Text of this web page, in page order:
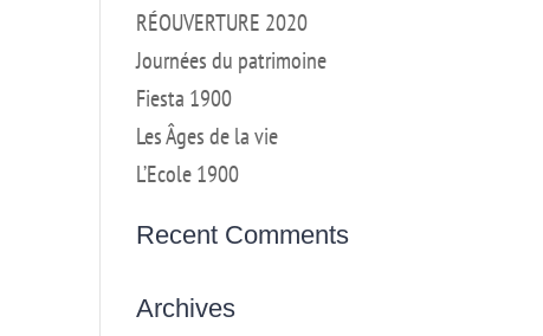
RÉOUVERTURE 2020
Journées du patrimoine
Fiesta 1900
Les Âges de la vie
L’Ecole 1900
Recent Comments
Archives